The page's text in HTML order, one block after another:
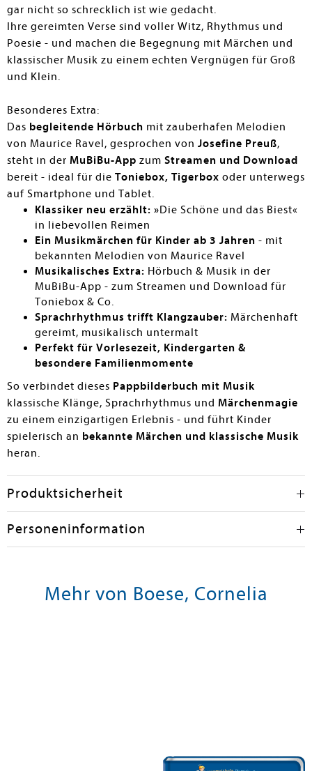
gar nicht so schrecklich ist wie gedacht.
Ihre gereimten Verse sind voller Witz, Rhythmus und
Poesie - und machen die Begegnung mit Märchen und
klassischer Musik zu einem echten Vergnügen für Groß
und Klein.
Besonderes Extra:
Das begleitende Hörbuch mit zauberhafen Melodien
von Maurice Ravel, gesprochen von Josefine Preuß,
steht in der MuBiBu-App zum Streamen und Download
bereit - ideal für die Toniebox, Tigerbox oder unterwegs
auf Smartphone und Tablet.
Klassiker neu erzählt: »Die Schöne und das Biest«
in liebevollen Reimen
Ein Musikmärchen für Kinder ab 3 Jahren - mit
bekannten Melodien von Maurice Ravel
Musikalisches Extra: Hörbuch & Musik in der
MuBiBu-App - zum Streamen und Download für
Toniebox & Co.
Sprachrhythmus trifft Klangzauber: Märchenhaft
gereimt, musikalisch untermalt
Perfekt für Vorlesezeit, Kindergarten &
besondere Familienmomente
So verbindet dieses Pappbilderbuch mit Musik
klassische Klänge, Sprachrhythmus und Märchenmagie
zu einem einzigartigen Erlebnis - und führt Kinder
spielerisch an bekannte Märchen und klassische Musik
heran.
Produktsicherheit
Personeninformation
Mehr von Boese, Cornelia